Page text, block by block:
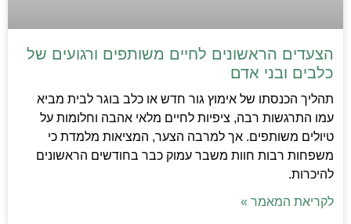
הצעדים הראשונים לחיים משותפים ורגועים של
כלבים ובני אדם
תהליך הכנסתו של אימוץ גור חדש או כלב בוגר לבית מביא
עמו התרגשות רבה, ציפיות לחיים מלאי אהבה וחלומות על
טיולים משותפים. אך למרבה הצער, המציאות מלמדת כי
משפחות רבות חוות משבר עמוק כבר בחודשים הראשונים
להיכרות.
לקריאת המאמר »